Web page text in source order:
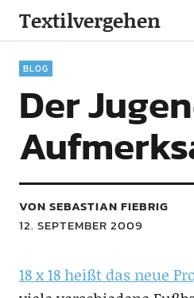
Textilvergehen
BLOG
Der
VON SEBASTIAN FIEBRIG
12. SEPTEMBER 2009
18 x 18 heißt das neue